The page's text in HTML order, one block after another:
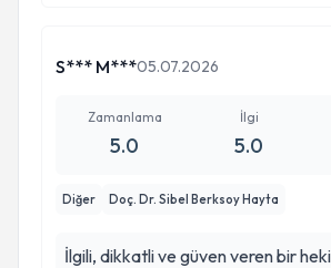
S*** M***05.07.2026
Zamanlama
5.0
İlgi
5.0
Diğer Doç. Dr. Sibel Berksoy Hayta
İlgili, dikkatli ve güven veren bir